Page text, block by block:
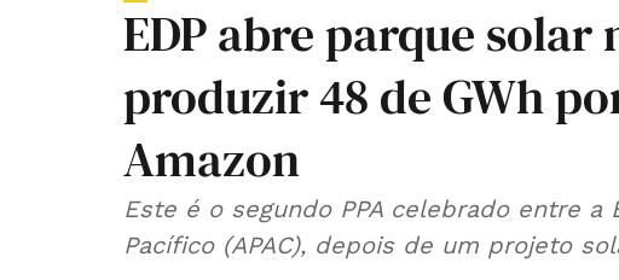
EDP abre parque solar
produzir 48 de GWh
Amazon
Este é o segundo PPA celebrado entre a
Pacífico (APAC), depois de um projeto